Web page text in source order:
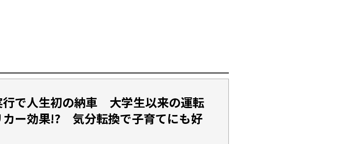
行で人生初の納車 大学生以来の運転
カー効果!? 気分転換で子育てにも好